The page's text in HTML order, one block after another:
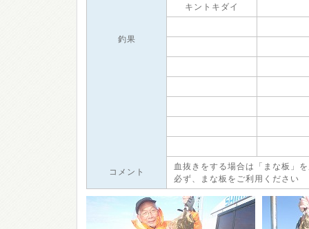
釣果
キントキダイ
コメント
血抜きをする場合は「まな板」
必ず、まな板をご利用ください